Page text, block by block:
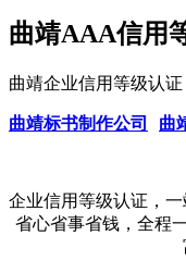
曲靖AAA信用
曲靖企业信用等级认
曲靖标书制作公司 曲
企业信用等级认证，
省心省事省钱，全程